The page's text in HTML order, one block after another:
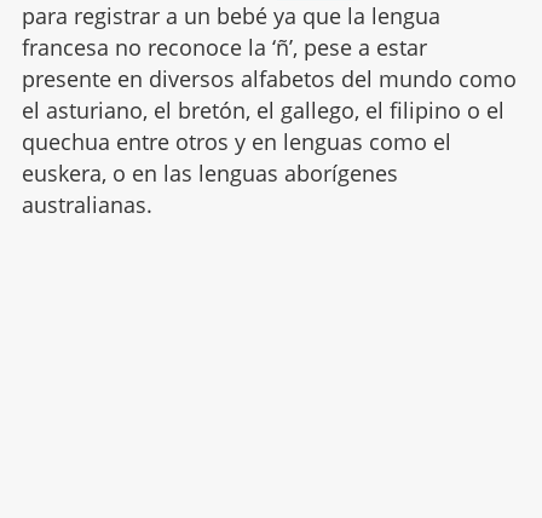
para registrar a un bebé ya que la lengua
francesa no reconoce la ‘ñ’, pese a estar
presente en diversos alfabetos del mundo como
el asturiano, el bretón, el gallego, el filipino o el
quechua entre otros y en lenguas como el
euskera, o en las lenguas aborígenes
australianas.